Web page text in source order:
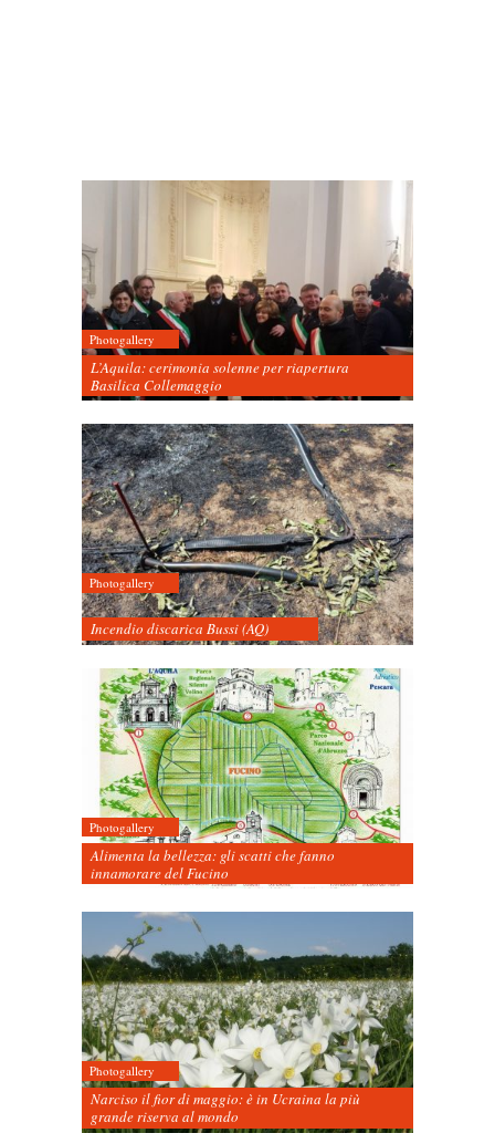
Photogallery
L’Aquila: cerimonia solenne per riapertura
Basilica Collemaggio
Photogallery
Incendio discarica Bussi (AQ)
Photogallery
Alimenta la bellezza: gli scatti che fanno
innamorare del Fucino
Photogallery
Narciso il fior di maggio: è in Ucraina la più
grande riserva al mondo